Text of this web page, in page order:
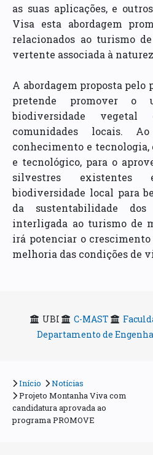
as suas aplicações, e
Visa esta abordagem
relacionados ao turismo
vertente associada à
A abordagem proposta
pretende promover o
biodiversidade
comunidades locais.
conhecimento e
e tecnológico, para o
silvestres existentes
biodiversidade local para
da sustentabilidade
interligada ao turismo de
irá potenciar o
melhoria das condições de
UBI C-MAST
Departamento de
Início
Notícias
Projeto Montanha Viva com
candidatura aprovada ao
programa PROMOVE